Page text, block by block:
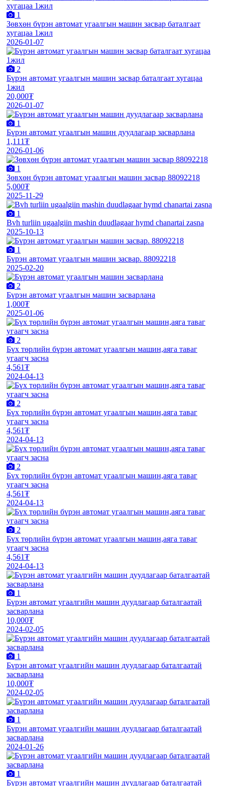
1
Зөвхөн бүрэн автомат угаалгын машин засвар баталгаат
хугацаа 1жил
2026-01-07
2
Бүрэн автомат угаалгын машин засвар баталгаат хугацаа
1жил
20,000₮
2026-01-07
1
Бүрэн автомат угаалгын машин дуудлагаар засварлана
1,111₮
2026-01-06
1
Зөвхөн бүрэн автомат угаалгын машин засвар 88092218
5,000₮
2025-11-29
1
Bvh turliin ugaalgiin mashin duudlagaar hymd chanartai zasna
2025-10-13
1
Бүрэн автомат угаалгын машин засвар. 88092218
2025-02-20
2
Бүрэн автомат угаалгын машин засварлана
1,000₮
2025-01-06
2
Бүх төрлийн бүрэн автомат угаалгын машин,аяга таваг
угаагч засна
4,561₮
2024-04-13
2
Бүх төрлийн бүрэн автомат угаалгын машин,аяга таваг
угаагч засна
4,561₮
2024-04-13
2
Бүх төрлийн бүрэн автомат угаалгын машин,аяга таваг
угаагч засна
4,561₮
2024-04-13
2
Бүх төрлийн бүрэн автомат угаалгын машин,аяга таваг
угаагч засна
4,561₮
2024-04-13
1
Бүрэн автомат угаалгийн машин дуудлагаар баталгаатай
засварлана
10,000₮
2024-02-05
1
Бүрэн автомат угаалгийн машин дуудлагаар баталгаатай
засварлана
10,000₮
2024-02-05
1
Бүрэн автомат угаалгийн машин дуудлагаар баталгаатай
засварлана
2024-01-26
1
Бүрэн автомат угаалгийн машин дуудлагаар баталгаатай